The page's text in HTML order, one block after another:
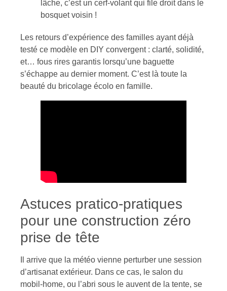
lâche, c’est un cerf-volant qui file droit dans le
bosquet voisin !
Les retours d’expérience des familles ayant déjà
testé ce modèle en DIY convergent : clarté, solidité,
et… fous rires garantis lorsqu’une baguette
s’échappe au dernier moment. C’est là toute la
beauté du bricolage écolo en famille.
Astuces pratico-pratiques
pour une construction zéro
prise de tête
Il arrive que la météo vienne perturber une session
d’artisanat extérieur. Dans ce cas, le salon du
mobil-home, ou l’abri sous le auvent de la tente, se